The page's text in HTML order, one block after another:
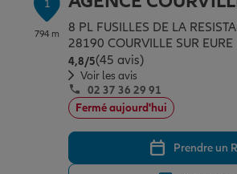
Assurance emprunteur
Prévoyance et dépendance
Assurance animal de compagnie
Protection de la famille
Protection juridique
Épargne & retraite
Plan épargne retraite
Vos projets
1
794 m
8 PL FUSILLES DE LA
28190 COURVILLE SUR EURE
4,8/5Note de 4.8 sur 5
(45 avis)
Voir les avis
02 37 36 29 91
Fermé aujourd'hui
Prendre un